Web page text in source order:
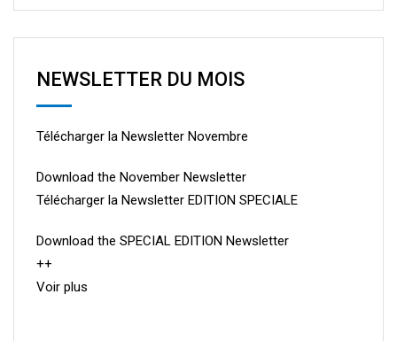
NEWSLETTER DU MOIS
Télécharger la Newsletter Novembre
Download the November Newsletter
Télécharger la Newsletter EDITION SPECIALE
Download the SPECIAL EDITION Newsletter
++
Voir plus